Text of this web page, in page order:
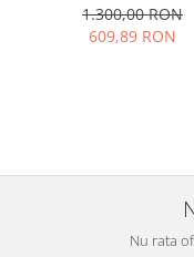
1.300,00 RON
609,89 RON
Nu rata